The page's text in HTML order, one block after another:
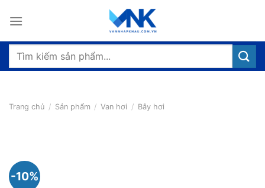
qua
dung
Tìm
Trang chủ / Sản phẩm / Van hơi / Bẫy hơi
-10%